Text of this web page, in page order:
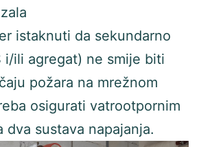
istaknuti da sekundarno
i/ili agregat) ne smije biti
požara na mrežnom
osigurati vatrootpornim
dva sustava napajanja.